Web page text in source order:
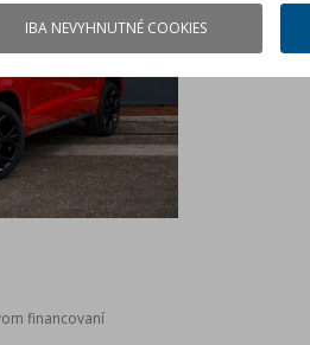
financovaní
IBA NEVYHNUTNÉ COOKIES